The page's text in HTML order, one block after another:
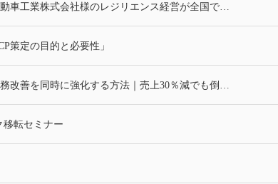
動車工業株式会社様のレジリエンス経営が全国で…
策定の目的と必要性」
改善を同時に強化する方法｜売上30％減でも倒…
移転セミナー